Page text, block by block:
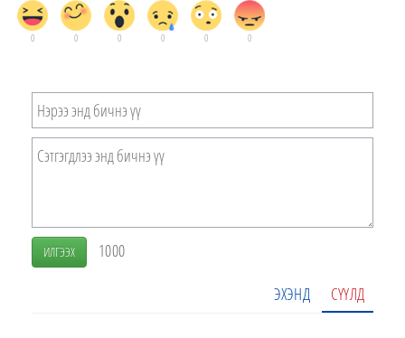
0 0 0 0 0 0
ИЛГЭЭХ 1000
ЭХЭНД СҮҮЛД